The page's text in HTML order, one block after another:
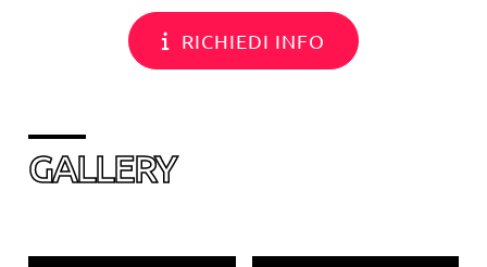
RICHIEDI INFO
GALLERY